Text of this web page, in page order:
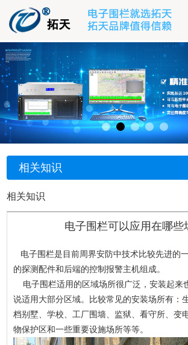
相关知识
相关知识
电子围栏可以应用在哪些
电子围栏是目前周界安防中技术比较先进的
的探测配件和后端的控制报警主机组成。
电子围栏适用的区域场所很广泛，安装起来
说适用大部分区域。比较常见的安装场所有：
档别墅、学校、工厂围墙、监狱、看守所、变
物保护区和一些重要设施场所等等。